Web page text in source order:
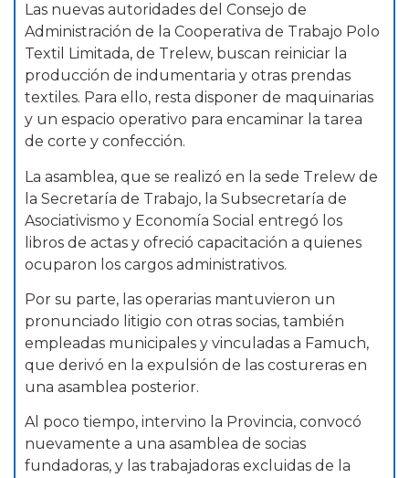
Las nuevas autoridades del Consejo de
Administración de la Cooperativa de Trabajo Polo
Textil Limitada, de Trelew, buscan reiniciar la
producción de indumentaria y otras prendas
textiles. Para ello, resta disponer de maquinarias
y un espacio operativo para encaminar la tarea
de corte y confección.
La asamblea, que se realizó en la sede Trelew de
la Secretaría de Trabajo, la Subsecretaría de
Asociativismo y Economía Social entregó los
libros de actas y ofreció capacitación a quienes
ocuparon los cargos administrativos.
Por su parte, las operarias mantuvieron un
pronunciado litigio con otras socias, también
empleadas municipales y vinculadas a Famuch,
que derivó en la expulsión de las costureras en
una asamblea posterior.
Al poco tiempo, intervino la Provincia, convocó
nuevamente a una asamblea de socias
fundadoras, y las trabajadoras excluidas de la